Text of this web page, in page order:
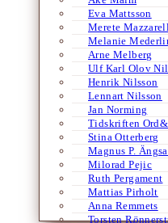
Eva Mattsson
Merete
Melanie
Arne Melberg
Ulf Karl Olov
Henrik Nilsson
Lennart Nilsson
Jan Norming
Tidskriften
Stina Otterberg
Magnus P.
Milorad Pejic
Ruth Pergament
Mattias Pirholt
Anna Remmets
Torsten